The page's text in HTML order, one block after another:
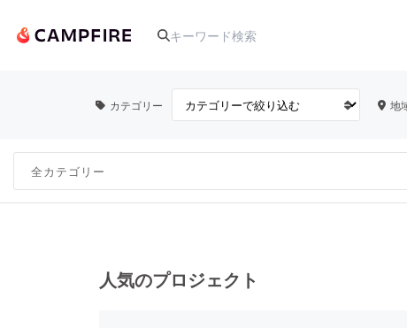
人気のプロジェクト
カテゴリー 地
人気のプロジェクト